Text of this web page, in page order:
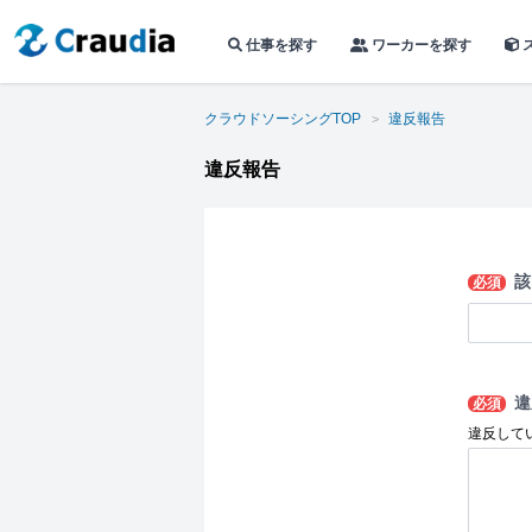
仕事を探す ワーカーを探す
クラウドソーシングTOP 違反報告
違反報告
必須
必須
違反して